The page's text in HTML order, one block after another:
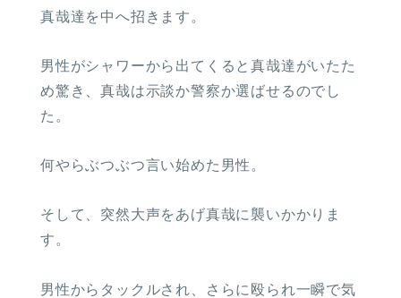
真哉達を中へ招きます。
男性がシャワーから出てくると真哉達がいたた
め驚き、真哉は示談か警察か選ばせるのでし
た。
何やらぶつぶつ言い始めた男性。
そして、突然大声をあげ真哉に襲いかかりま
す。
男性からタックルされ、さらに殴られ一瞬で気